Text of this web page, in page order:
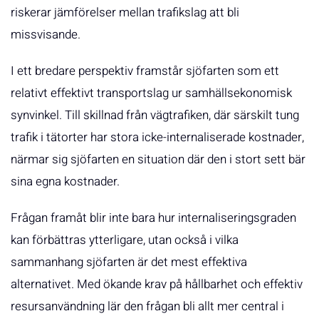
riskerar jämförelser mellan trafikslag att bli
missvisande.
I ett bredare perspektiv framstår sjöfarten som ett
relativt effektivt transportslag ur samhällsekonomisk
synvinkel. Till skillnad från vägtrafiken, där särskilt tung
trafik i tätorter har stora icke-internaliserade kostnader,
närmar sig sjöfarten en situation där den i stort sett bär
sina egna kostnader.
Frågan framåt blir inte bara hur internaliseringsgraden
kan förbättras ytterligare, utan också i vilka
sammanhang sjöfarten är det mest effektiva
alternativet. Med ökande krav på hållbarhet och effektiv
resursanvändning lär den frågan bli allt mer central i